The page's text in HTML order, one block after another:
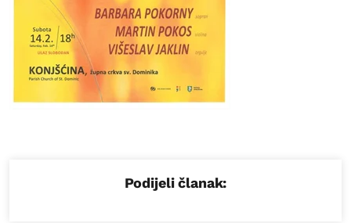
Podijeli članak: